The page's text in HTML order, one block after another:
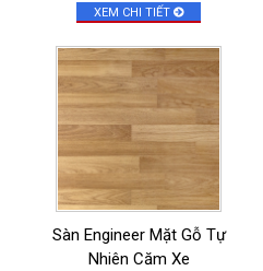
XEM CHI TIẾT
Sàn Engineer Mặt Gỗ Tự
Nhiên Căm Xe